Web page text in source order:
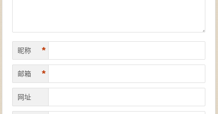
昵称 *
邮箱 *
网址